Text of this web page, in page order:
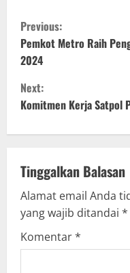
C
o
n
t
i
n
u
e
R
Previous:
Pemkot Metro Raih
2024
Next:
Komitmen Kerja Satpol
Tinggalkan Balasan
Alamat email Anda
yang wajib ditandai *
Komentar*